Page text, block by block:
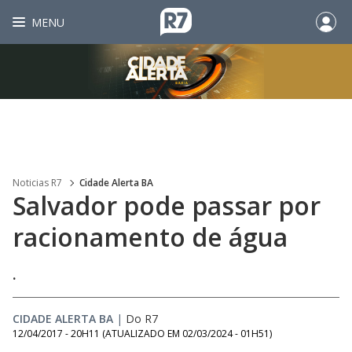
MENU
Noticias R7 Cidade Alerta BA
Salvador pode passar por
racionamento de água
.
CIDADE ALERTA BA | Do R7
12/04/2017 - 20H11 (ATUALIZADO EM 02/03/2024 - 01H51)